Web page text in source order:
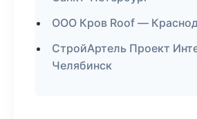
ООО Кров Roof —
СтройАртель Проект
Челябинск